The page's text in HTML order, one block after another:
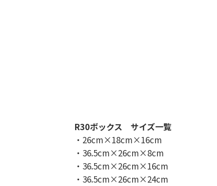
R30ボックス サイズ一覧
・26cm×18cm×16cm
・36.5cm×26cm×8cm
・36.5cm×26cm×16cm
・36.5cm×26cm×24cm